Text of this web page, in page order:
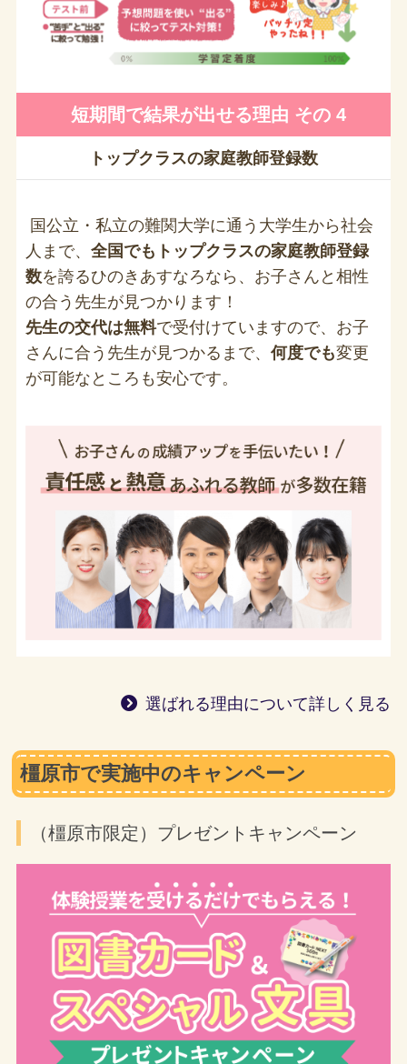
短期間で結果が出せる理由 その 4
トップクラスの家庭教師登録数
国公立・私立の難関大学に通う大学生から社会
人まで、 全国でもトップクラスの家庭教師登録
数を誇るひのきあすなろなら、お子さんと相性
の合う先生が見つかります！
先生の交代は無料で受付けていますので、お子
さんに合う先生が見つかるまで、 何度でも変更
が可能なところも安心です。
選ばれる理由について詳しく見る
橿原市で実施中のキャンペーン
（橿原市限定）プレゼントキャンペーン